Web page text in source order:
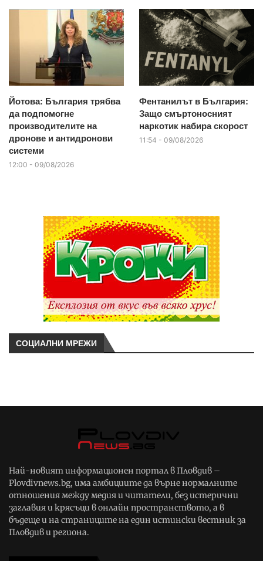
Йотова: България трябва
да подпомогне
производителите на
дронове и антидронови
системи
12:00 - 09/08/2026
Фентанилът в България:
Защо смъртоносният
наркотик набира скорост
11:54 - 09/08/2026
СОЦИАЛНИ МРЕЖИ
Най-новият информационен портал в Пловдив –
Plovdivnews.bg, има амбициите да върне нормалните
отношения между медия и читатели, без истерични
заглавия и крясъци в онлайн пространството, а в
бъдеще и на страниците на един истински вестник за
Пловдив и региона.